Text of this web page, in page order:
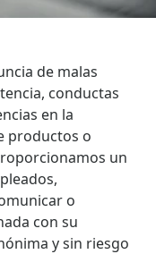
de malas
conductas
en la
productos o
un
o
con su
y sin riesgo